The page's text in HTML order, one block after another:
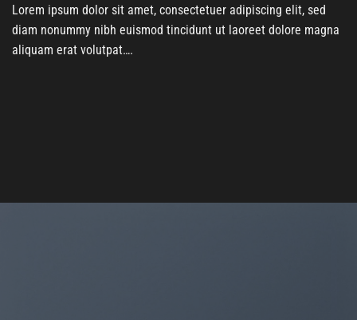
Lorem ipsum dolor sit amet, consectetuer adipiscing elit, sed
diam nonummy nibh euismod tincidunt ut laoreet dolore magna
aliquam erat volutpat….